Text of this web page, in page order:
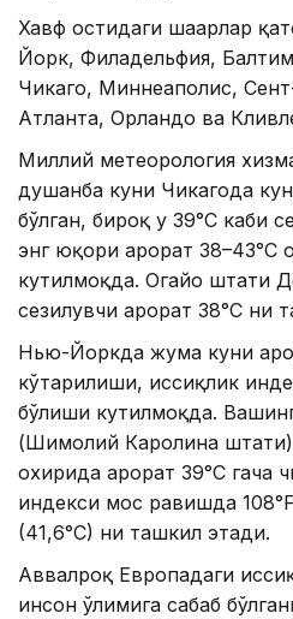
Хавф остидаги шаҳарлар
Йорк, Филадельфия,
Чикаго, Миннеаполис,
Атланта, Орландо ва
Миллий метеорология
душанба куни Чикагода
бўлган, бироқ у 39°C каби
энг юқори ҳарорат 38–43°C
кутилмоқда. Огайо штати
сезилувчи ҳарорат 38°C ни
Нью-Йоркда жума куни
кўтарилиши, иссиқлик
бўлиши кутилмоқда.
(Шимолий Каролина штати)
охирида ҳарорат 39°C гача
индекси мос равишда
(41,6°C) ни ташкил этади.
Аввалроқ Европадаги
инсон ўлимига сабаб